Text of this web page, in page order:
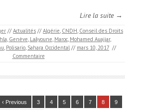
Lire la suite →
// Actualités // Algérie, CNDH, Conseil des Droits
, Genève, Laâyoune, Maroc, Mohamed Auajjar,
, Polisario, Sahara Occidental // mars 10, 2017 //
Commentaire
‹ Previous 3 4 5 6 7 8 9